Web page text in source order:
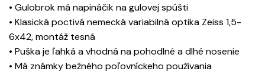
• Gulobrok má napináčik na gulovej spúšti
• Klasická poctivá nemecká variabilná optika Zeiss 1,5-
6x42, montáž tesná
• Puška je ľahká a vhodná na pohodlné a dlhé nosenie
• Má známky bežného poľovníckeho používania